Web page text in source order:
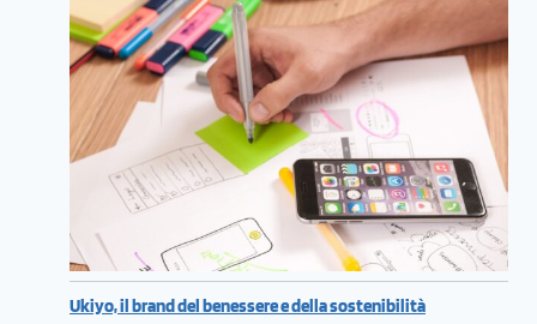
Ukiyo, il brand del benessere e della sostenibilità